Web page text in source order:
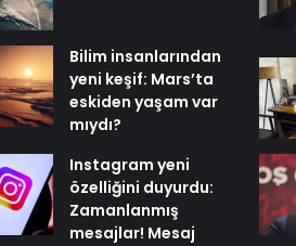
Bilim insanlarından
yeni keşif: Mars’ta
eskiden yaşam var
mıydı?
Instagram yeni
özelliğini duyurdu:
Zamanlanmış
mesajlar! Mesaj